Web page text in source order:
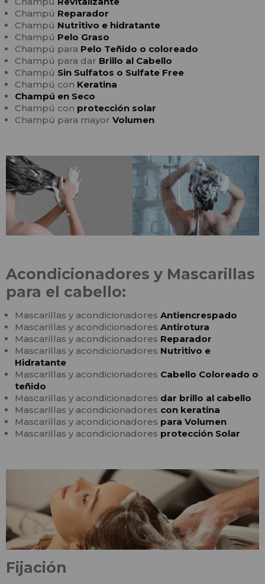
Champú Reparador
Champú Nutritivo e hidratante
Champú Pelo Graso
Champú para Pelo Teñido o coloreado
Champú para dar Brillo al Cabello
Champú Sin Sulfatos o Sulfate Free
Champú con Keratina
Champú en Seco
Champú con protección solar
Champú para mayor Volumen
Acondicionadores y Mascarillas
para el cabello:
Mascarillas y acondicionadores Antiencrespado
Mascarillas y acondicionadores Antirotura
Mascarillas y acondicionadores Reparador
Mascarillas y acondicionadores Nutritivo e
Hidratante
Mascarillas y acondicionadores Cabello Coloreado o
teñido
Mascarillas y acondicionadores dar brillo al cabello
Mascarillas y acondicionadores con keratina
Mascarillas y acondicionadores para Volumen
Mascarillas y acondicionadores protección Solar
Fijación